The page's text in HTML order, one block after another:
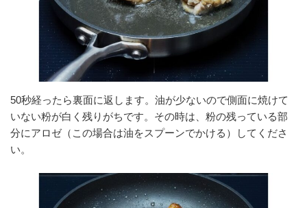
50秒経ったら裏面に返します。油が少ないので側面に焼けて
いない粉が白く残りがちです。その時は、粉の残っている部
分にアロゼ（この場合は油をスプーンでかける）してくださ
い。